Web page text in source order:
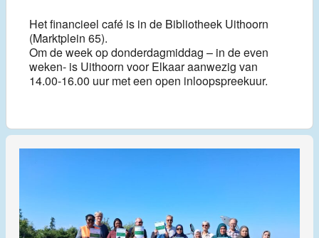
Het financieel café is in de Bibliotheek Uithoorn
(Marktplein 65).
Om de week op donderdagmiddag – in de even
weken- is Uithoorn voor Elkaar aanwezig van
14.00-16.00 uur met een open inloopspreekuur.